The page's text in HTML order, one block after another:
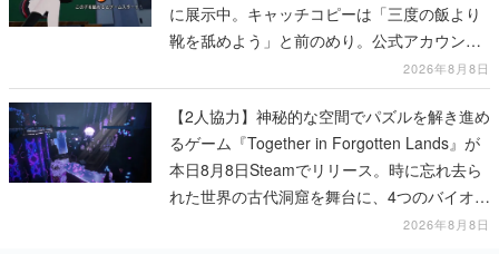
に展示中。キャッチコピーは「三度の飯より
靴を舐めよう」と前のめり。公式アカウント
も開設され、2026年リリースに向けて開発中
2026年8月8日
【2人協力】神秘的な空間でパズルを解き進め
るゲーム『Together in Forgotten Lands』が
本日8月8日Steamでリリース。時に忘れ去ら
れた世界の古代洞窟を舞台に、4つのバイオー
2026年8月8日